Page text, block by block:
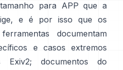
para APP que a
e é por isso que os
documentam
e casos extremos
Exiv2; documentos do